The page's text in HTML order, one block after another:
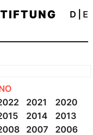
D E
2021
2020
2014
2013
2007
2006